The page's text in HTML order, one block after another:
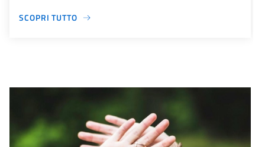
SCOPRI TUTTO